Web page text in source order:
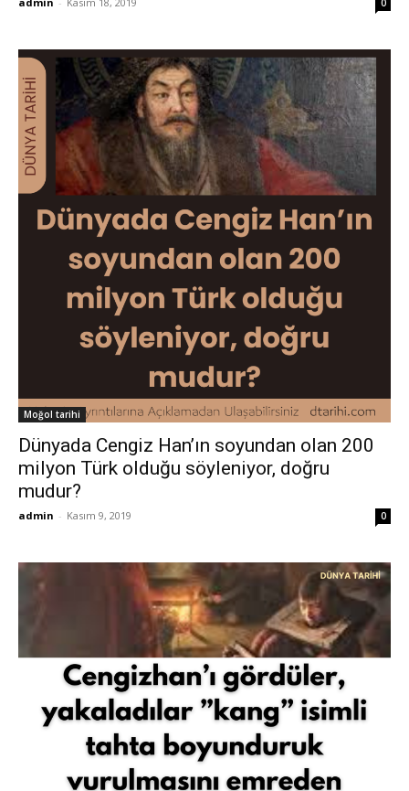
0
Moğol tarihi
Dünyada Cengiz Han’ın soyundan olan 200
milyon Türk olduğu söyleniyor, doğru
mudur?
admin - Kasım 9, 2019 0